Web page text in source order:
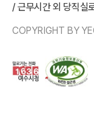
/ 근무시간 외 당직실
COPYRIGHT BY